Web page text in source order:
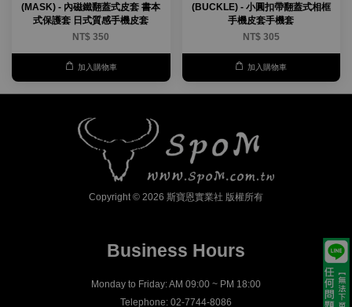
(MASK) - 內磁鐵翻蓋式皮套 書本
式保護套 日式質感手機皮套
NT$ 350
加入購物車
(BUCKLE) - 小圓扣帶翻蓋式相框
手機皮套手機套
NT$ 305
加入購物車
Copyright © 2026 斯寶恩實業社 版權所有
Business Hours
Monday to Friday: AM 09:00 ~ PM 18:00
Telephone: 02-7744-8086